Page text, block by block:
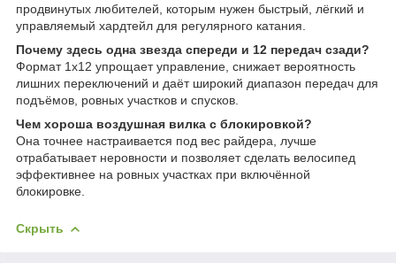
продвинутых любителей, которым нужен быстрый, лёгкий и
управляемый хардтейл для регулярного катания.
Почему здесь одна звезда спереди и 12 передач сзади?
Формат 1x12 упрощает управление, снижает вероятность
лишних переключений и даёт широкий диапазон передач для
подъёмов, ровных участков и спусков.
Чем хороша воздушная вилка с блокировкой?
Она точнее настраивается под вес райдера, лучше
отрабатывает неровности и позволяет сделать велосипед
эффективнее на ровных участках при включённой
блокировке.
Скрыть